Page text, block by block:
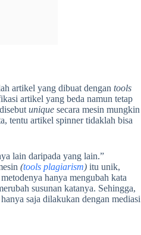
artikel yang dibuat dengan tools
artikel yang beda namun tetap
unique secara mesin mungkin
tentu artikel spinner tidaklah bisa
lain daripada yang lain.”
(tools plagiarism) itu unik,
hanya mengubah kata
susunan katanya. Sehingga,
hanya saja dilakukan dengan mediasi